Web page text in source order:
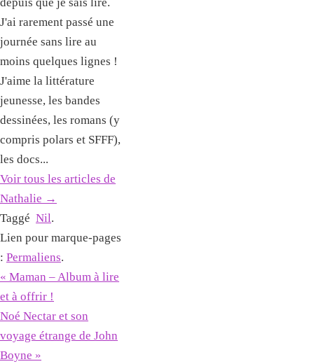
J'ai rarement passé une
journée sans lire au
moins quelques lignes !
J'aime la littérature
jeunesse, les bandes
dessinées, les romans (y
compris polars et SFFF),
les docs...
Voir tous les articles de
Nathalie →
Taggé Nil.
Lien pour marque-pages
: Permaliens.
« Maman – Album à lire
et à offrir !
Noé Nectar et son
voyage étrange de John
Boyne »